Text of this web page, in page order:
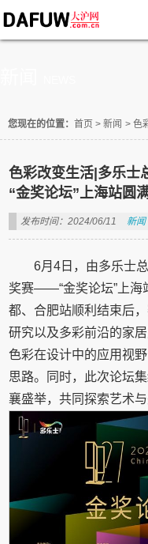
您现在的位置： 首页 > 新闻 > 色
色彩改变生活|多乐士
“金奖论坛”上海站圆
发布时间：2024/06/11 新闻
6月4日，由多乐士
奖赛——“金奖论坛”上海
都、合肥站顺利结束后
研究以及多彩前沿的家
色彩在设计中的应用视
思路。同时，此次论坛
襄盛举，共同探索艺术